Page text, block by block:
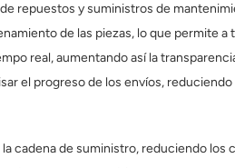
repuestos y suministros de
de las piezas, lo que permite
real, aumentando así la
el progreso de los envíos,
cadena de suministro, reduciendo